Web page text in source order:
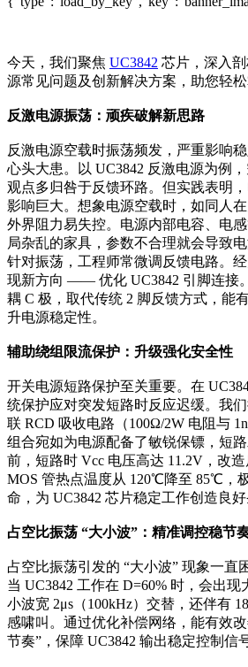
今天，我们聚焦 UC3842 芯片，深入
源常见问题及创新解决方案，助您轻松
反激电源振荡：顽疾破解新思路
反激电源空载时振荡频发，严重影响
心头大患。以 UC3842 反激电源为例
观点多归咎于反馈环路。但实践表明
影响巨大。想象电源空载时，如同人
外界阻力易失控。电源内部电容、电
局杂乱的家具，参数不合理就会导致
针对振荡，工程师常微调反馈电路。
现新方向 —— 优化 UC3842 引脚连接
耦 C 极，取代传统 2 脚反馈方式，能
升电源稳定性。
辅助绕组限流保护：升级强化安全性
开关电源短路保护至关重要。在
统保护应对突发短路时反应迟缓。我
联 RCD 吸收电路（100Ω/2W 电阻与
组合宛如为电源配备了敏锐保镖，短
前，短路时 Vcc 电压高达 11.2V，改造
MOS 管热点温度从 120℃降至 85℃，
命，为 UC3842 芯片稳定工作创造良好
占空比振荡 “大小波”：精准调控稳节
占空比振荡引发的 “大小波” 现象一直
当 UC3842 工作在 D=60% 时，会出现
小波宽 2μs（100kHz）交替，还伴有
感啸叫。通过优化补偿网络，能有效
节奏”，保障 UC3842 输出稳定控制信